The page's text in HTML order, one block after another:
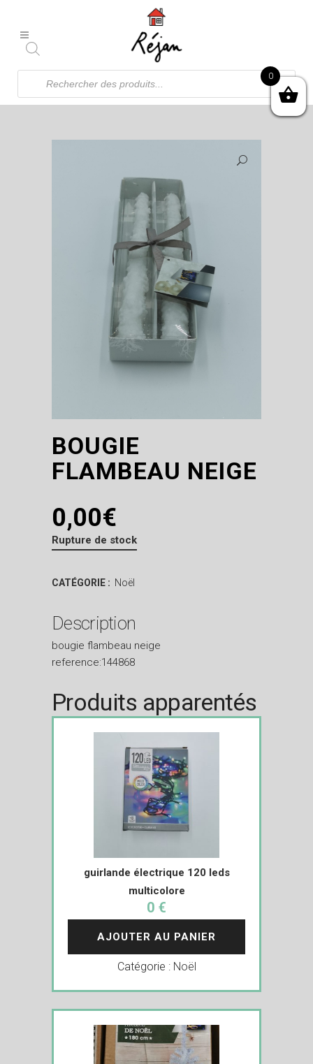
Recherche
produits
BOUGIE
FLAMBEAU NEIGE
0,00€
Rupture de stock
CATÉGORIE : Noël
Description
bougie flambeau neige
reference:144868
Produits apparentés
guirlande électrique 120 leds
multicolore
0 €
AJOUTER AU PANIER
Catégorie : Noël
0